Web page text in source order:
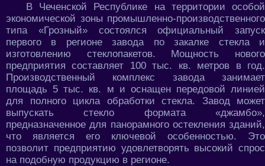
В Чеченской Республике на территории особой
экономической зоны промышленно-производственного
типа «Грозный» состоялся официальный запуск
первого в регионе завода по закалке стекла и
изготовлению стеклопакетов. Мощность нового
предприятия составляет 100 тыс. кв. метров в год.
Производственный комплекс завода занимает
площадь 5 тыс. кв. м и оснащен передовой линией
для полного цикла обработки стекла. Завод может
выпускать стекло формата «джамбо»,
предназначенное для панорамного остекления зданий,
что является его ключевой особенностью. Это
позволит предприятию удовлетворять высокий спрос
на подобную продукцию в регионе.